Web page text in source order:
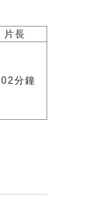
片長
分鐘